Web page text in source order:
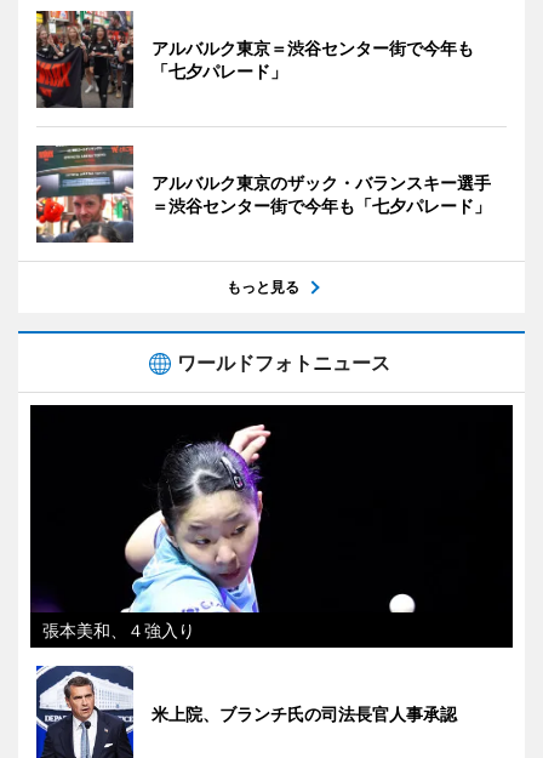
アルバルク東京＝渋谷センター街で今年も
「七夕パレード」
アルバルク東京のザック・バランスキー選手
＝渋谷センター街で今年も「七夕パレード」
もっと見る
ワールドフォトニュース
張本美和、４強入り
米上院、ブランチ氏の司法長官人事承認